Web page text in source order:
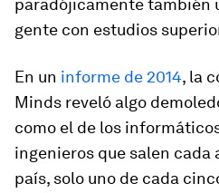
paradójicamente también
gente con estudios
En un informe de 2014, la
Minds reveló algo
como el de los
ingenieros que salen cada
país, solo uno de cada